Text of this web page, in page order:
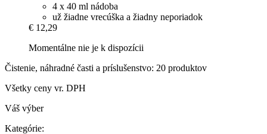
4 x 40 ml nádoba
už žiadne vrecúška a žiadny neporiadok
€ 12,29
Momentálne nie je k dispozícii
Čistenie, náhradné časti a príslušenstvo: 20 produktov
Všetky ceny vr. DPH
Váš výber
Kategórie: